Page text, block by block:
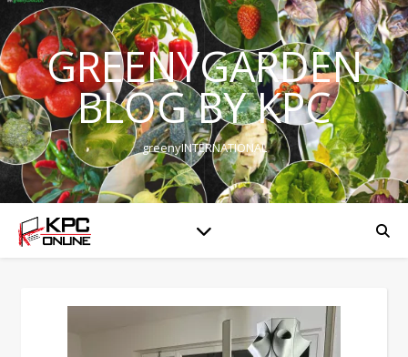
GREENYGARDEN
BLOG BY KPC
greenyINTERNATIONAL